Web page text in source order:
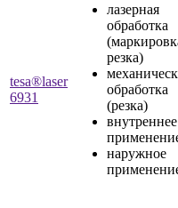
tesa®laser
6931
лазерная
обработка
резка)
обработка
(резка)
внутреннее
наружное